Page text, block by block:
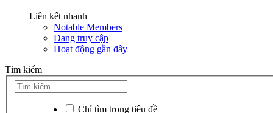
Liên kết nhanh
Notable Members
Đang truy cập
Hoạt động gần đây
Tìm kiếm
Chỉ tìm trong tiêu đề